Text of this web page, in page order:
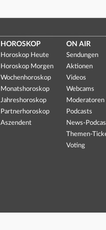
HOROSKOP
Horoskop Heute
Horoskop Morgen
Wochenhoroskop
Monatshoroskop
Jahreshoroskop
Partnerhoroskop
Aszendent
ON AIR
Sendungen
Aktionen
Videos
Webcams
Moderatoren
Podcasts
News-
Themen-
Voting